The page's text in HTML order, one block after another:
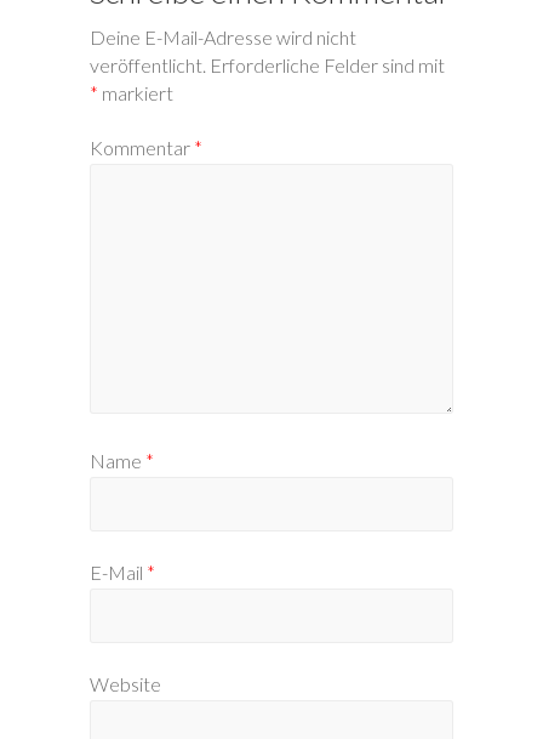
Deine E-Mail-Adresse wird nicht
veröffentlicht. Erforderliche Felder sind mit
* markiert
Kommentar *
Name *
E-Mail *
Website